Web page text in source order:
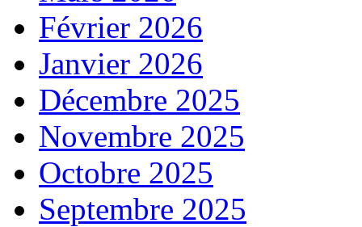
Février 2026
Janvier 2026
Décembre 2025
Novembre 2025
Octobre 2025
Septembre 2025